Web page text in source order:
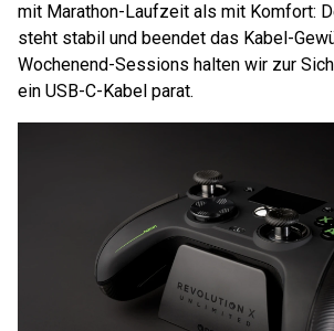
mit Marathon-Laufzeit als mit Komfort:
steht stabil und beendet das Kabel-
Wochenend-Sessions halten wir zur
ein USB-C-Kabel parat.